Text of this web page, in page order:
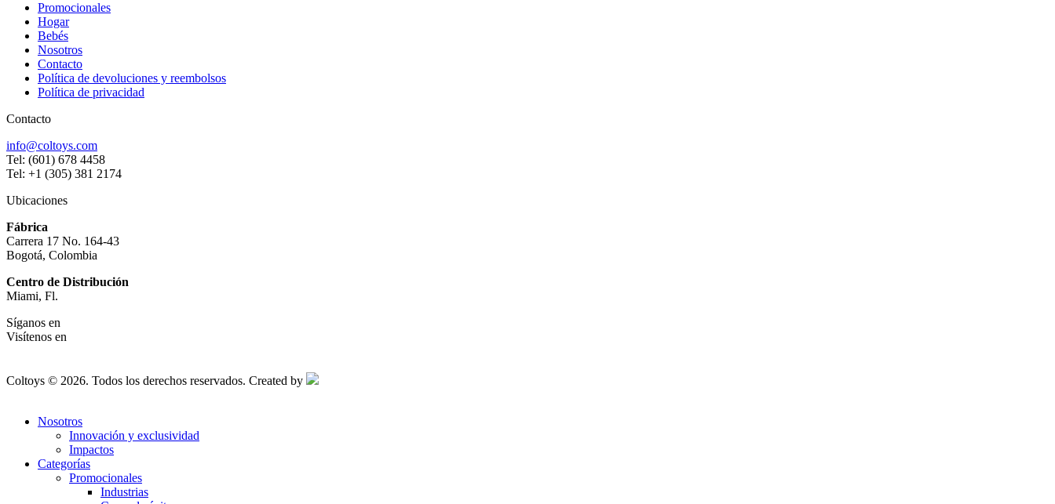
Promocionales
Hogar
Bebés
Nosotros
Contacto
Política de devoluciones y reembolsos
Política de privacidad
Contacto
info@coltoys.com
Tel: (601) 678 4458
Tel: +1 (305) 381 2174
Ubicaciones
Fábrica
Carrera 17 No. 164-43
Bogotá, Colombia
Centro de Distribución
Miami, Fl.
Síganos en
Visítenos en
Coltoys © 2026. Todos los derechos reservados. Created by
Nosotros
Innovación y exclusividad
Impactos
Categorías
Promocionales
Industrias